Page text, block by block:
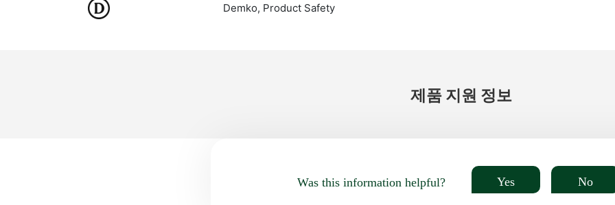
Demko, Product Safety
제품 지원 정보
Was this information helpful? Yes No